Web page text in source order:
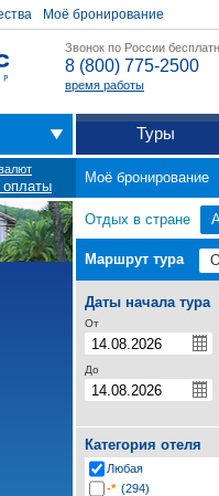
Моё бронирование
Звонок по России
8 (800) 775-2500
время работы
Туры
Моё бронирование
Отдых в стране
Маршрут тура
Даты начала тура
От
До
Категория отеля
Любая
-* (294)